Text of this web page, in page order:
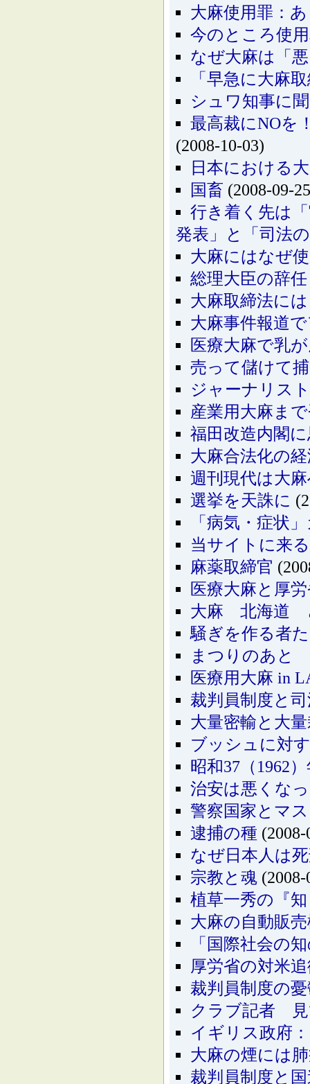
大麻使用罪：
今のところ使
なぜ大麻は「
「早急に大麻
シュワ知事に
最高裁にNOを
(2008-10-03)
日本における
国畜 (2008-09-
行き着く先は
発表」と「司法
大麻にはなぜ
総理大臣の辞
大麻取締法に
大麻事件報道
医療大麻で乳
売って儲けて
ジャーナリス
産業用大麻ま
福田改造内閣
大麻合法化の
週刊現代は大
選挙を天誅に
「病気・症状
当サイトに来
麻薬取締官
医療大麻と厚
大麻 北海道
騒ぎを作る者
まつりのあと
医療用大麻 in
裁判員制度と
大量密輸と大
ブッシュに対
昭和37（1962
治安は悪くな
警察国家とマ
逮捕の種
なぜ日本人は
宗教と魂
植草一秀の『
大麻の自動販
「国際社会の
厚労省の対米
裁判員制度の
クラブ記者 見
イギリス政府
大麻の煙には
裁判員制度と